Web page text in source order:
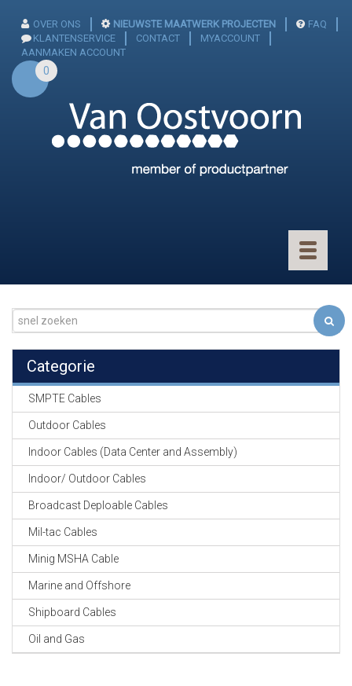
OVER ONS NIEUWSTE MAATWERK PROJECTEN
FAQ
KLANTENSERVICE
CONTACT
MYACCOUNT
AANMAKEN ACCOUNT
0
Toggle
GEVLOCHTEN KOUS
KRIMP KOUS
KOPER KABEL
OP ROL
FIBER CABLE
GE-ASSEMBLEERDE
Categorie
SMPTE Cables
Outdoor Cables
Indoor Cables (Data Center and Assembly)
Indoor/ Outdoor Cables
Broadcast Deploable Cables
Mil-tac Cables
Minig MSHA Cable
Marine and Offshore
Shipboard Cables
Oil and Gas